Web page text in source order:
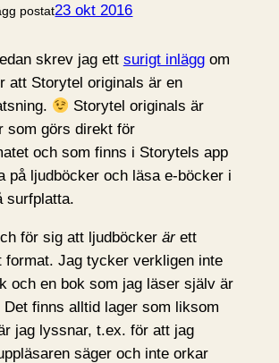
postat23 okt 2016
skrev jag ett surigt inläggom
att Storytel originals är en
Storytel originals är
som görs direkt för
och som finns i Storytels app
på ljudböcker och läsa e-böcker i
surfplatta.
för sig att ljudböcker ärett
format. Jag tycker verkligen inte
och en bok som jag läser själv är
finns alltid lager som liksom
jag lyssnar, t.ex. för att jag
säger och inte orkar